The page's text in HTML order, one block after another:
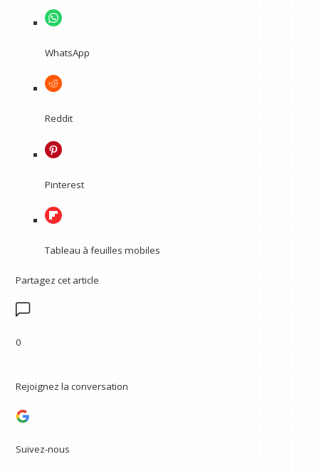
WhatsApp
Reddit
Pinterest
Tableau à feuilles mobiles
Partagez cet article
0
Rejoignez la conversation
Suivez-nous